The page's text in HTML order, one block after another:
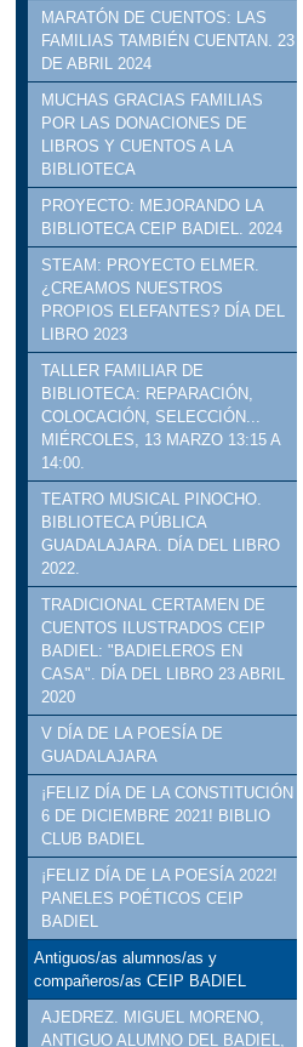
MARATÓN DE CUENTOS: LAS
FAMILIAS TAMBIÉN CUENTAN. 23
DE ABRIL 2024
MUCHAS GRACIAS FAMILIAS
POR LAS DONACIONES DE
LIBROS Y CUENTOS A LA
BIBLIOTECA
PROYECTO: MEJORANDO LA
BIBLIOTECA CEIP BADIEL. 2024
STEAM: PROYECTO ELMER.
¿CREAMOS NUESTROS
PROPIOS ELEFANTES? DÍA DEL
LIBRO 2023
TALLER FAMILIAR DE
BIBLIOTECA: REPARACIÓN,
COLOCACIÓN, SELECCIÓN...
MIÉRCOLES, 13 MARZO 13:15 A
14:00.
TEATRO MUSICAL PINOCHO.
BIBLIOTECA PÚBLICA
GUADALAJARA. DÍA DEL LIBRO
2022.
TRADICIONAL CERTAMEN DE
CUENTOS ILUSTRADOS CEIP
BADIEL: "BADIELEROS EN
CASA". DÍA DEL LIBRO 23 ABRIL
2020
V DÍA DE LA POESÍA DE
GUADALAJARA
¡FELIZ DÍA DE LA CONSTITUCIÓN
6 DE DICIEMBRE 2021! BIBLIO
CLUB BADIEL
¡FELIZ DÍA DE LA POESÍA 2022!
PANELES POÉTICOS CEIP
BADIEL
Antiguos/as alumnos/as y
compañeros/as CEIP BADIEL
AJEDREZ. MIGUEL MORENO,
ANTIGUO ALUMNO DEL BADIEL,